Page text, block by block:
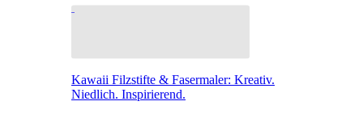
Kawaii Filzstifte & Fasermaler: Kreativ.
Niedlich. Inspirierend.